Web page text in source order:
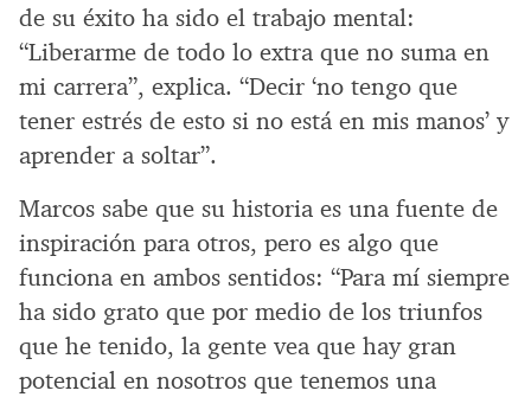
de su éxito ha sido el trabajo mental:
“Liberarme de todo lo extra que no suma en
mi carrera”, explica. “Decir ‘no tengo que
tener estrés de esto si no está en mis manos’ y
aprender a soltar”.
Marcos sabe que su historia es una fuente de
inspiración para otros, pero es algo que
funciona en ambos sentidos: “Para mí siempre
ha sido grato que por medio de los triunfos
que he tenido, la gente vea que hay gran
potencial en nosotros que tenemos una